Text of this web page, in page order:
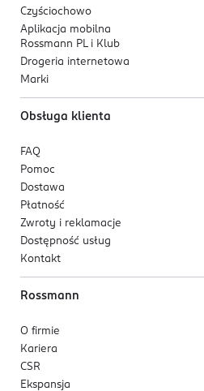
Czyściochowo
Aplikacja mobilna
Rossmann PL i Klub
Drogeria internetowa
Marki
Obsługa klienta
FAQ
Pomoc
Dostawa
Płatność
Zwroty i reklamacje
Dostępność usług
Kontakt
Rossmann
O firmie
Kariera
CSR
Ekspansja